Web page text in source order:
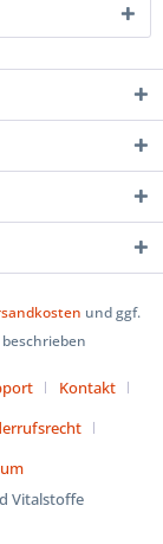
und ggf.
Kontakt
Vitalstoffe